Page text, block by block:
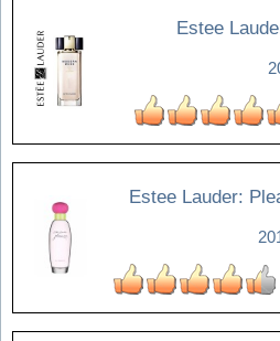
Estee
Estee Lauder: